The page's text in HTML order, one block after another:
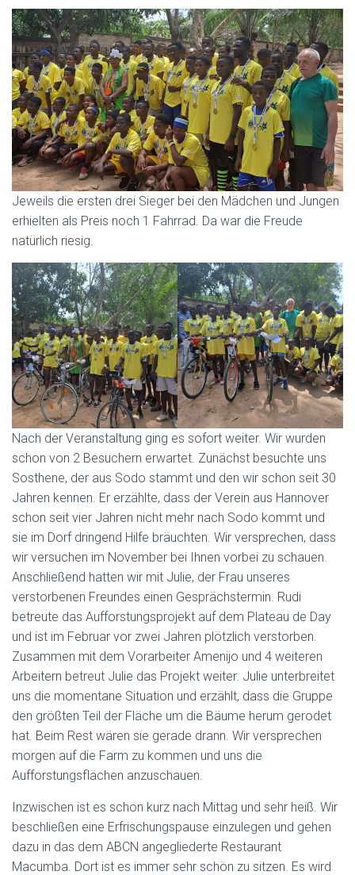
Jeweils die ersten drei Sieger bei den Mädchen und Jungen
erhielten als Preis noch 1 Fahrrad. Da war die Freude
natürlich riesig.
Nach der Veranstaltung ging es sofort weiter. Wir wurden
schon von 2 Besuchern erwartet. Zunächst besuchte uns
Sosthene, der aus Sodo stammt und den wir schon seit 30
Jahren kennen. Er erzählte, dass der Verein aus Hannover
schon seit vier Jahren nicht mehr nach Sodo kommt und
sie im Dorf dringend Hilfe bräuchten. Wir versprechen, dass
wir versuchen im November bei Ihnen vorbei zu schauen.
Anschließend hatten wir mit Julie, der Frau unseres
verstorbenen Freundes einen Gesprächstermin. Rudi
betreute das Aufforstungsprojekt auf dem Plateau de Day
und ist im Februar vor zwei Jahren plötzlich verstorben.
Zusammen mit dem Vorarbeiter Amenijo und 4 weiteren
Arbeitern betreut Julie das Projekt weiter. Julie unterbreitet
uns die momentane Situation und erzählt, dass die Gruppe
den größten Teil der Fläche um die Bäume herum gerodet
hat. Beim Rest wären sie gerade drann. Wir versprechen
morgen auf die Farm zu kommen und uns die
Aufforstungsflächen anzuschauen.
Inzwischen ist es schon kurz nach Mittag und sehr heiß. Wir
beschließen eine Erfrischungspause einzulegen und gehen
dazu in das dem ABCN angegliederte Restaurant
Macumba. Dort ist es immer sehr schön zu sitzen. Es wird